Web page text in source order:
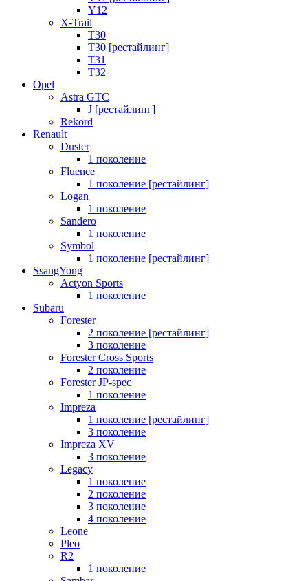
Y12
X-Trail
T30
T30 [рестайлинг]
T31
T32
Opel
Astra GTC
J [рестайлинг]
Rekord
Renault
Duster
1 поколение
Fluence
1 поколение [рестайлинг]
Logan
1 поколение
Sandero
1 поколение
Symbol
1 поколение [рестайлинг]
SsangYong
Actyon Sports
1 поколение
Subaru
Forester
2 поколение [рестайлинг]
3 поколение
Forester Cross Sports
2 поколение
Forester JP-spec
1 поколение
Impreza
1 поколение [рестайлинг]
3 поколение
Impreza XV
3 поколение
Legacy
1 поколение
2 поколение
3 поколение
4 поколение
Leone
Pleo
R2
1 поколение